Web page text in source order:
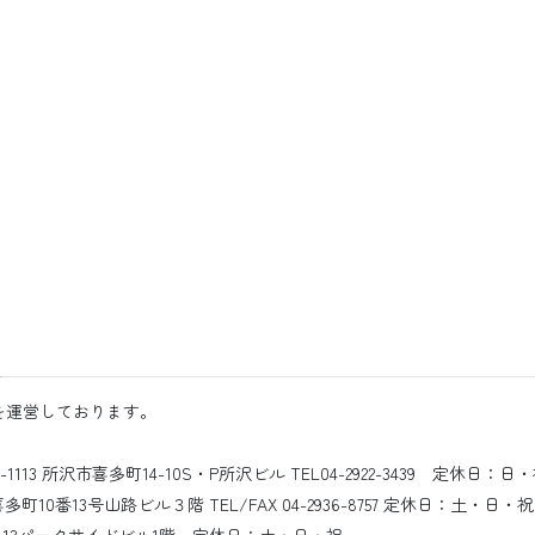
営しております。
所沢市喜多町14-10S・P所沢ビル TEL04-2922-3439 定休日：日
町10番13号山路ビル３階 TEL/FAX 04-2936-8757 定休日：土・日・祝